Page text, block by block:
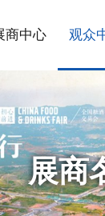
商中心 观众
展商